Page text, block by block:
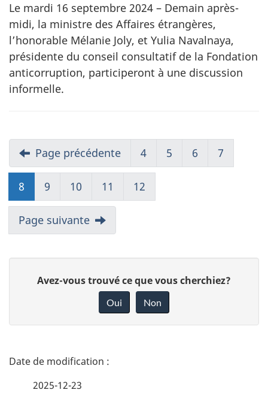
Le mardi 16 septembre 2024 – Demain après-
midi, la ministre des Affaires étrangères,
l’honorable Mélanie Joly, et Yulia Navalnaya,
présidente du conseil consultatif de la Fondation
anticorruption, participeront à une discussion
informelle.
Page précédente 4 5 6 7
8 9 10 11 12
Page suivante
z
Avez-vous trouvé ce que vous cherchiez?
Oui Non
D
2025-12-23